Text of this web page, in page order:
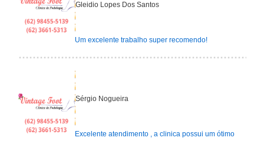
Gleidio Lopes Dos Santos
Um excelente trabalho super recomendo!
Sérgio Nogueira
Excelente atendimento , a clinica possui um ótimo